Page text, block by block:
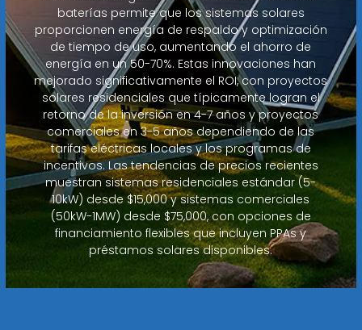
baterías permite que los sistemas solares
proporcionen energía de respaldo y optimización
de tiempo de uso, aumentando el ahorro de
energía en un 50-70%. Estas innovaciones han
mejorado significativamente el ROI, con proyectos
solares residenciales que típicamente logran el
retorno de la inversión en 4-7 años y proyectos
comerciales en 3-5 años dependiendo de las
tarifas eléctricas locales y los programas de
incentivos. Las tendencias de precios recientes
muestran sistemas residenciales estándar (5-
10kW) desde $15,000 y sistemas comerciales
(50kW-1MW) desde $75,000, con opciones de
financiamiento flexibles que incluyen PPAs y
préstamos solares disponibles.